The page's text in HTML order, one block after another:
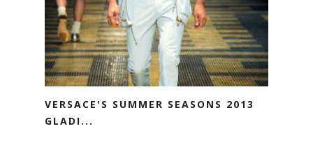
VERSACE'S SUMMER SEASONS 2013
GLADI...